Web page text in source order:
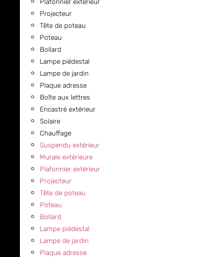
Projecteur
Tête de poteau
Poteau
Bollard
Lampe piédestal
Lampe de jardin
Plaque adresse
Boîte aux lettres
Encastré extérieur
Solaire
Chauffage
Suspendu extérieur
Murale extérieure
Plafonnier extérieur
Projecteur
Tête de poteau
Poteau
Bollard
Lampe piédestal
Lampe de jardin
Plaque adresse